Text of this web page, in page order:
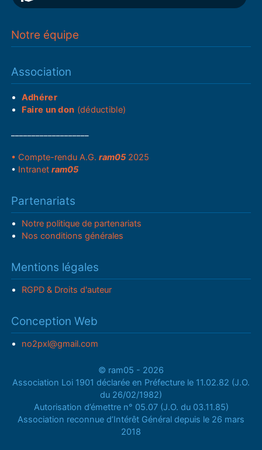
Notre équipe
Association
Adhérer
Faire un don (déductible)
• Compte-rendu A.G.ram05 2025
• Intranetram05
Partenariats
Notre politique de partenariats
Nos conditions générales
Mentions légales
RGPD & Droits d'auteur
Conception Web
no2pxl@gmail.com
© ram05 - 2026
Association Loi 1901 déclarée en Préfecture le 11.02.82 (J.O.
du 26/02/1982)
Autorisation d’émettre n° 05.07 (J.O. du 03.11.85)
Association reconnue d’Intérêt Général depuis le 26 mars
2018